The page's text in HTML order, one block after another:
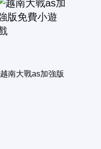
越南大戰as加強版